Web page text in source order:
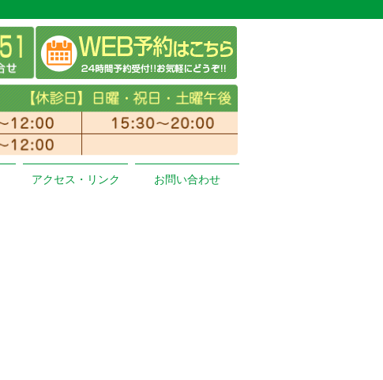
アクセス・リンク お問い合わせ